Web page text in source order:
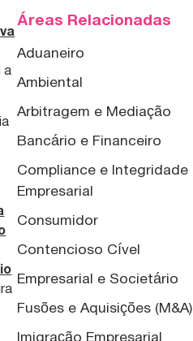
a
Áreas Relacionadas
Aduaneiro
Ambiental
Arbitragem e Mediação
Bancário e Financeiro
Compliance e Integridade
Empresarial
Consumidor
Contencioso Cível
Empresarial e Societário
Fusões e Aquisições (M&A)
Imigração Empresarial